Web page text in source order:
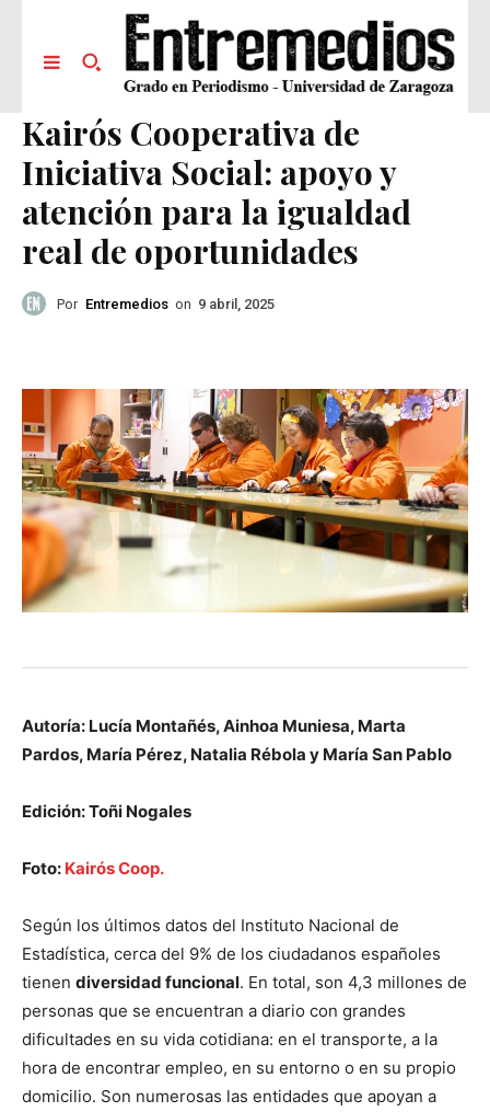
Kairós Cooperativa de
Iniciativa Social: apoyo y
atención para la igualdad
real de oportunidades
Por Entremedios on 9 abril, 2025
Autoría: Lucía Montañés, Ainhoa Muniesa, Marta
Pardos, María Pérez, Natalia Rébola y María San Pablo
Edición: Toñi Nogales
Foto: Kairós Coop.
Según los últimos datos del Instituto Nacional de
Estadística, cerca del 9% de los ciudadanos españoles
tienen diversidad funcional. En total, son 4,3 millones de
personas que se encuentran a diario con grandes
dificultades en su vida cotidiana: en el transporte, a la
hora de encontrar empleo, en su entorno o en su propio
domicilio. Son numerosas las entidades que apoyan a